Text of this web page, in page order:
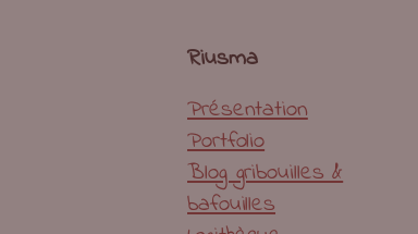
Riusma
Présentation
Portfolio
Blog gribouilles &
bafouilles